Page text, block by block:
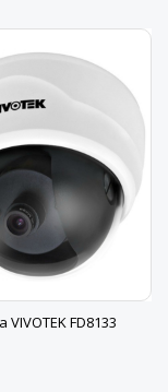
VIVOTEK FD8133